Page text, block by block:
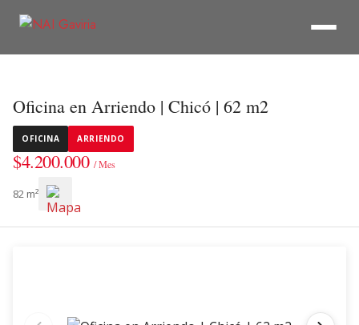
Oficina en Arriendo | Chicó | 62 m2
OFICINA ARRIENDO
$4.200.000/ Mes
82 m²